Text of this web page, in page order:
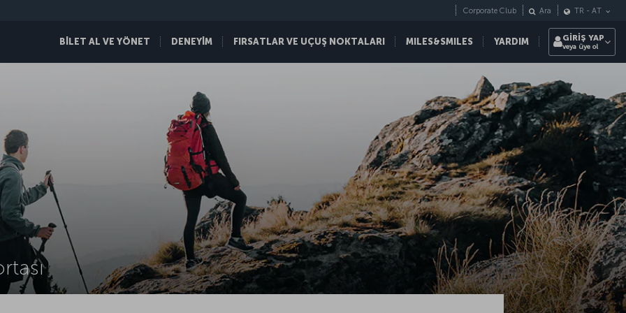
BİLET AL VE YÖNET DENEYİM FIRSATLAR VE UÇUŞ NOKTALARI MILES&SMILES YARDIM
Corporate Club Ara TR - AT
GİRİŞ YAP
veya üye ol